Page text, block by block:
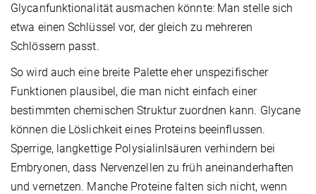
Glycanfunktionalität ausmachen könnte: Man stelle sich
etwa einen Schlüssel vor, der gleich zu mehreren
Schlössern passt.
So wird auch eine breite Palette eher unspezifischer
Funktionen plausibel, die man nicht einfach einer
bestimmten chemischen Struktur zuordnen kann. Glycane
können die Löslichkeit eines Proteins beeinflussen.
Sperrige, langkettige Polysialinlsäuren verhindern bei
Embryonen, dass Nervenzellen zu früh aneinanderhaften
und vernetzen. Manche Proteine falten sich nicht, wenn